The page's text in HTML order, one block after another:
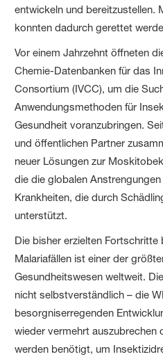
entwickeln und bereitzustellen.
konnten dadurch gerettet
Vor einem Jahrzehnt öffneten
Chemie-Datenbanken für das
Consortium (IVCC), um die
Anwendungsmethoden für
Gesundheit voranzubringen.
und öffentlichen Partner
neuer Lösungen zur
die die globalen
Krankheiten, die durch
unterstützt.
Die bisher erzielten Fortschritte
Malariafällen ist einer der
Gesundheitswesen weltweit.
nicht selbstverständlich – die
besorgniserregenden
wieder vermehrt auszubrechen
werden benötigt, um